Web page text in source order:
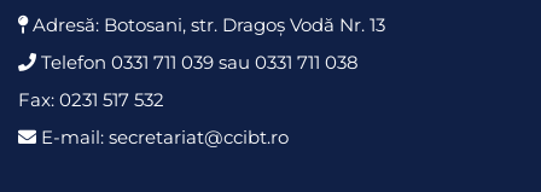
Adresă: Botosani, str. Dragoş Vodă Nr. 13
Telefon 0331 711 039 sau 0331 711 038
Fax: 0231 517 532
E-mail: secretariat@ccibt.ro